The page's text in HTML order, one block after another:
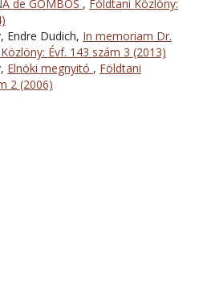
de GÖMBÖS , Földtani Közlöny:
Endre Dudich, In memoriam Dr.
Évf. 143 szám 3 (2013)
Elnöki megnyitó , Földtani
2 (2006)